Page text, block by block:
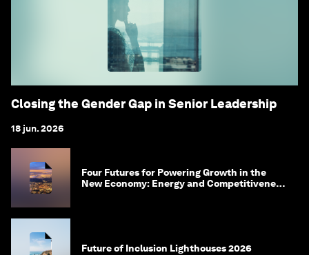
Closing the Gender Gap in Senior Leadership
18 jun. 2026
Four Futures for Powering Growth in the
New Economy: Energy and Competitiveness
Future of Inclusion Lighthouses 2026